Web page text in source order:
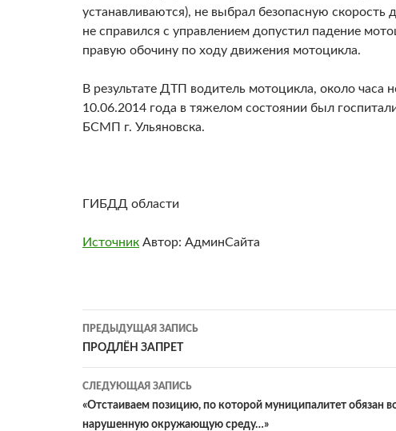
устанавливаются), не выбрал безопасную скорость
не справился с управлением допустил падение
правую обочину по ходу движения мотоцикла.
В результате ДТП водитель мотоцикла, около часа
10.06.2014 года в тяжелом состоянии был
БСМП г. Ульяновска.
ГИБДД области
Источник Автор: АдминСайта
Навигация
по
записям
ПРЕДЫДУЩАЯ ЗАПИСЬ
ПРОДЛЁН ЗАПРЕТ
СЛЕДУЮЩАЯ ЗАПИСЬ
«Отстаиваем позицию, по которой муниципалитет обязан
нарушенную окружающую среду…»